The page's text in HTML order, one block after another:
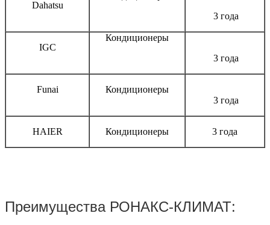
Dahatsu
3 года
IGC
Кондиционеры
3 года
Funai
Кондиционеры
3 года
HAIER Кондиционеры 3 года
Преимущества РОНАКС-КЛИМАТ: